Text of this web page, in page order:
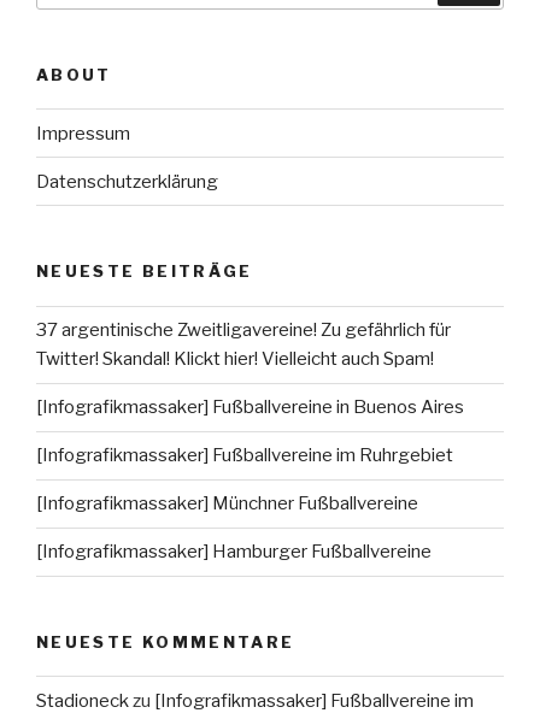
ABOUT
Impressum
Datenschutzerklärung
NEUESTE BEITRÄGE
37 argentinische Zweitligavereine! Zu gefährlich für
Twitter! Skandal! Klickt hier! Vielleicht auch Spam!
[Infografikmassaker] Fußballvereine in Buenos Aires
[Infografikmassaker] Fußballvereine im Ruhrgebiet
[Infografikmassaker] Münchner Fußballvereine
[Infografikmassaker] Hamburger Fußballvereine
NEUESTE KOMMENTARE
Stadioneckzu [Infografikmassaker] Fußballvereine im